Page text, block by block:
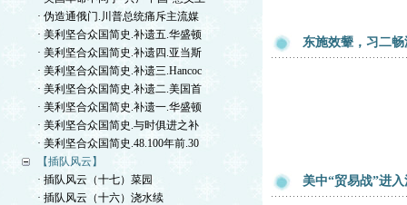
· 伪造通俄门.川普总统痛斥主流媒
· 美利坚合众国简史.补遗五.华盛顿
· 美利坚合众国简史.补遗四.亚当斯
· 美利坚合众国简史.补遗三.Hancoc
· 美利坚合众国简史.补遗二.美国首
· 美利坚合众国简史.补遗一.华盛顿
· 美利坚合众国简史.与时俱进之补
· 美利坚合众国简史.48.100年前.30
【插队风云】
· 插队风云（十七）菜园
· 插队风云（十六）浇水续
东施效颦，习二
美中“贸易战”进